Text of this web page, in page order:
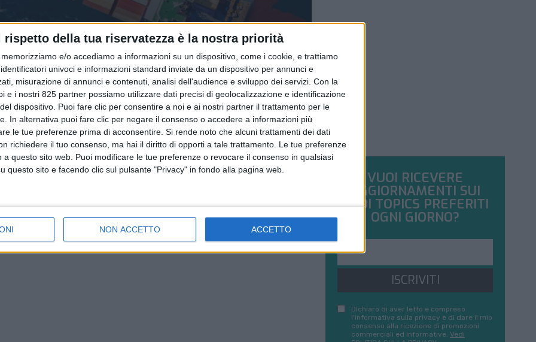
rispetto della tua riservatezza è la nostra priorità
memorizziamo e/o accediamo a informazioni su un dispositivo, come i cookie, e trattiamo
univoci e informazioni standard inviate da un dispositivo per annunci e
misurazione di annunci e contenuti, analisi dell'audience e sviluppo dei servizi. Con la
e i nostri 825 partner possiamo utilizzare dati precisi di geolocalizzazione e identificazione
dispositivo. Puoi fare clic per consentire a noi e ai nostri partner il trattamento per le
In alternativa puoi fare clic per negare il consenso o accedere a informazioni più
le tue preferenze prima di acconsentire. Si rende noto che alcuni trattamenti dei dati
richiedere il tuo consenso, ma hai il diritto di opporti a tale trattamento. Le tue preferenze
a questo sito web. Puoi modificare le tue preferenze o revocare il consenso in qualsiasi
questo sito e facendo clic sul pulsante "Privacy" in fondo alla pagina web.
NON ACCETTO ACCETTO
time insostenibili per l’export di
VUOI RICEVERE
AGGIORNAMENTI SUI
TUOI TOPICS PREFERITI
OGNI GIORNO?
ISCRIVITI
Dichiaro di aver letto e compreso
l'informativa sulla privacy e di dare il mio
consenso alla ricezione di promozioni
commerciali ed informative. Vedi